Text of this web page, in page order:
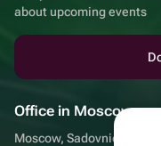
about upcoming events
Office in Moscow
Moscow,